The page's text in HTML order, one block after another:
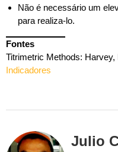
Não é necessário um
para realiza-lo.
Fontes
Titrimetric Methods:
Indicadores
Julio